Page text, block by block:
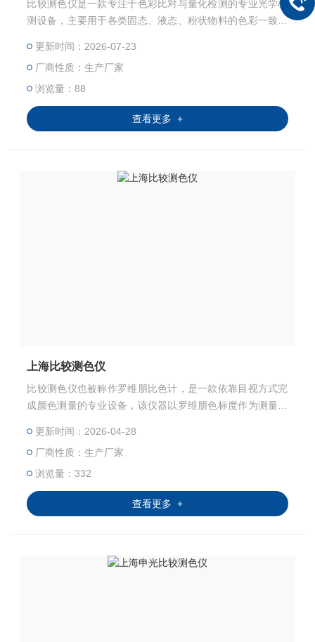
比较测色仪是一款专注于色彩比对与量化检测的专业光学检
测设备，主要用于各类固态、液态、粉状物料的色彩一致性
等多个场景。区别于人眼主观辨色的模糊性与差异性，该设
备依托标准化光学检测逻辑，将肉眼难以分辨的色彩差异转
化为可参考、可对比的色彩判定结果，为行业色彩管控提供
标准化的检测依据，是现代色彩品质管控体系中常用的检测
设备。
更新时间：2026-07-23
厂商性质：生产厂家
浏览量：88
查看更多 +
上海比较测色仪
比较测色仪也被称作罗维朋比色计，是一款依靠目视方式完
成颜色测量的专业设备，该仪器以罗维朋色标度作为测量依
食、液体、胶体、固体以及粉末等类型，是借助目视颜色匹
配方式来判定物质颜色的常用仪器，在多个行业的颜色检测
与质量管控工作中得到广泛应用。
更新时间：2026-04-28
厂商性质：生产厂家
浏览量：332
查看更多 +